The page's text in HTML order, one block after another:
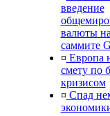
введение
валюты на
саммите
¤ Европа
смету по
кризисом
¤ Спад